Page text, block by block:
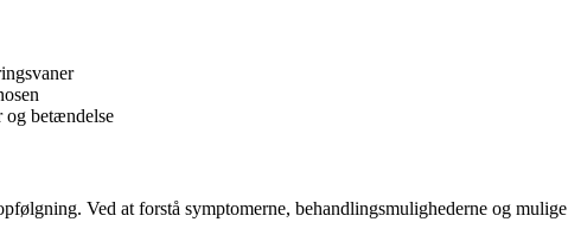
og betændelse
Ved at forstå symptomerne, behandlingsmulighederne og